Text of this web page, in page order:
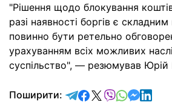
"Рішення щодо блокування
разі наявності боргів є
повинно бути ретельно
урахуванням всіх можливих
суспільство", — резюмував Юрій
Поширити: відправити у
поділитись у
поділитись у X
відправити